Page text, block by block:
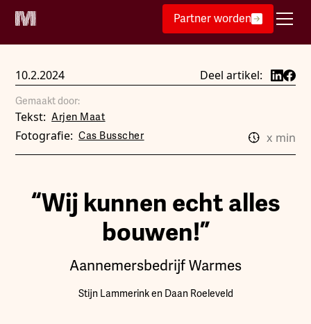
Partner worden
10.2.2024 Deel artikel:
Gemaakt door:
Tekst: Arjen Maat
Fotografie: Cas Busscher x min
“Wij kunnen echt alles
bouwen!”
Aannemersbedrijf Warmes
Stijn Lammerink en Daan Roeleveld